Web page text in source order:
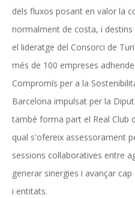
dels fluxos posant en valor la
normalment de costa, i
el lideratge del Consorci de
més de 100 empreses
Compromís per a la
Barcelona impulsat per la
també forma part el Real Club
qual s'ofereix assessorament
sessions col·laboratives entre
generar sinergies i avançar
i entitats.